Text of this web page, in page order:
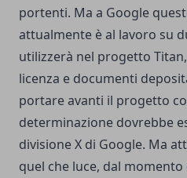
portenti. Ma a Google
attualmente è al lavoro su
utilizzerà nel progetto
licenza e documenti
portare avanti il progetto
determinazione dovrebbe
divisione X di Google. Ma
quel che luce, dal